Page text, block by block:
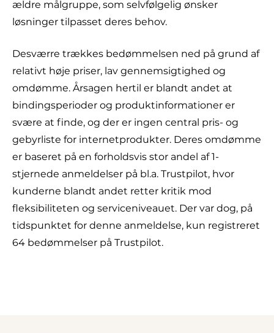
ældre målgruppe, som selvfølgelig ønsker
løsninger tilpasset deres behov.
Desværre trækkes bedømmelsen ned på grund af
relativt høje priser, lav gennemsigtighed og
omdømme. Årsagen hertil er blandt andet at
bindingsperioder og produktinformationer er
svære at finde, og der er ingen central pris- og
gebyrliste for internetprodukter. Deres omdømme
er baseret på en forholdsvis stor andel af 1-
stjernede anmeldelser på bl.a. Trustpilot, hvor
kunderne blandt andet retter kritik mod
fleksibiliteten og serviceniveauet. Der var dog, på
tidspunktet for denne anmeldelse, kun registreret
64 bedømmelser på Trustpilot.